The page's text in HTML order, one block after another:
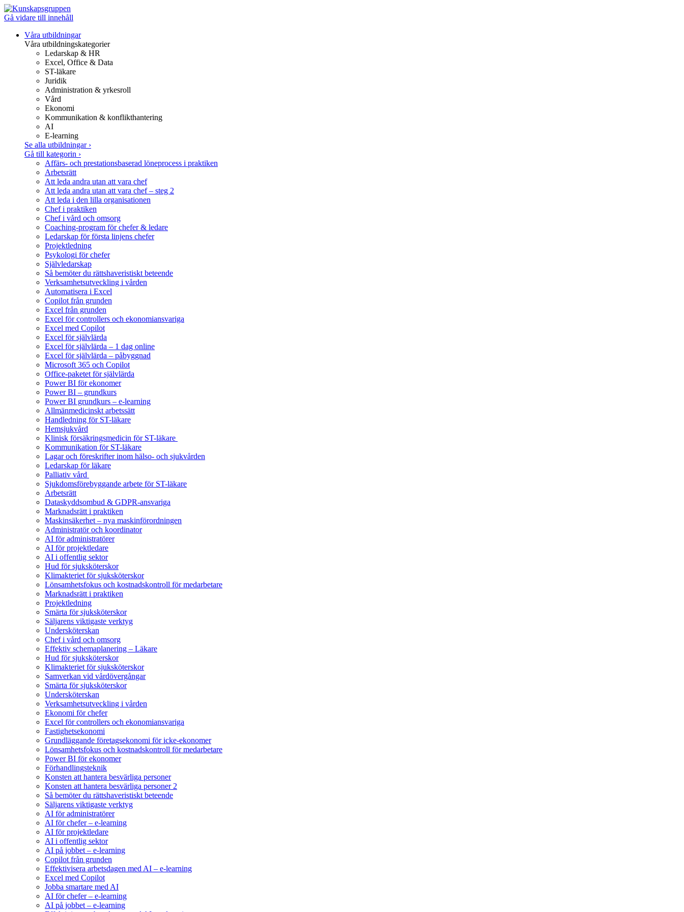
Gå vidare till innehåll
Våra utbildningar
Våra utbildningskategorier
Ledarskap & HR
Excel, Office & Data
ST-läkare
Juridik
Administration & yrkesroll
Vård
Ekonomi
Kommunikation & konflikthantering
AI
E-learning
Se alla utbildningar ›
Gå till kategorin ›
Affärs- och prestationsbaserad löneprocess i praktiken
Arbetsrätt
Att leda andra utan att vara chef
Att leda andra utan att vara chef – steg 2
Att leda i den lilla organisationen
Chef i praktiken
Chef i vård och omsorg
Coaching-program för chefer & ledare
Ledarskap för första linjens chefer
Projektledning
Psykologi för chefer
Självledarskap
Så bemöter du rättshaveristiskt beteende
Verksamhetsutveckling i vården
Automatisera i Excel
Copilot från grunden
Excel från grunden
Excel för controllers och ekonomiansvariga
Excel med Copilot
Excel för självlärda
Excel för självlärda – 1 dag online
Excel för självlärda – påbyggnad
Microsoft 365 och Copilot
Office-paketet för självlärda
Power BI för ekonomer
Power BI – grundkurs
Power BI grundkurs – e-learning
Allmänmedicinskt arbetssätt
Handledning för ST-läkare
Hemsjukvård
Klinisk försäkringsmedicin för ST-läkare
Kommunikation för ST-läkare
Lagar och föreskrifter inom hälso- och sjukvården
Ledarskap för läkare
Palliativ vård
Sjukdomsförebyggande arbete för ST-läkare
Arbetsrätt
Dataskyddsombud & GDPR-ansvariga
Marknadsrätt i praktiken
Maskinsäkerhet – nya maskinförordningen
Administratör och koordinator
AI för administratörer
AI för projektledare
AI i offentlig sektor
Hud för sjuksköterskor
Klimakteriet för sjuksköterskor
Lönsamhetsfokus och kostnadskontroll för medarbetare
Marknadsrätt i praktiken
Projektledning
Smärta för sjuksköterskor
Säljarens viktigaste verktyg
Undersköterskan
Chef i vård och omsorg
Effektiv schemaplanering – Läkare
Hud för sjuksköterskor
Klimakteriet för sjuksköterskor
Samverkan vid vårdövergångar
Smärta för sjuksköterskor
Undersköterskan
Verksamhetsutveckling i vården
Ekonomi för chefer
Excel för controllers och ekonomiansvariga
Fastighetsekonomi
Grundläggande företagsekonomi för icke-ekonomer
Lönsamhetsfokus och kostnadskontroll för medarbetare
Power BI för ekonomer
Förhandlingsteknik
Konsten att hantera besvärliga personer
Konsten att hantera besvärliga personer 2
Så bemöter du rättshaveristiskt beteende
Säljarens viktigaste verktyg
AI för administratörer
AI för chefer – e-learning
AI för projektledare
AI i offentlig sektor
AI på jobbet – e-learning
Copilot från grunden
Effektivisera arbetsdagen med AI – e-learning
Excel med Copilot
Jobba smartare med AI
AI för chefer – e-learning
AI på jobbet – e-learning